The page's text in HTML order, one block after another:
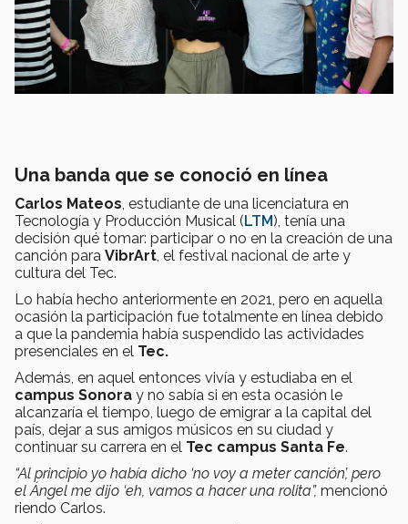
Una banda que se conoció en línea
Carlos Mateos , estudiante de una licenciatura en
Tecnología y Producción Musical (LTM), tenía una
decisión qué tomar: participar o no en la creación de una
canción para VibrArt , el festival nacional de arte y
cultura del Tec.
Lo había hecho anteriormente en 2021, pero en aquella
ocasión la participación fue totalmente en línea debido
a que la pandemia había suspendido las actividades
presenciales en el Tec.
Además, en aquel entonces vivía y estudiaba en el
campus Sonora y no sabía si en esta ocasión le
alcanzaría el tiempo, luego de emigrar a la capital del
país, dejar a sus amigos músicos en su ciudad y
continuar su carrera en el Tec campus Santa Fe.
“Al principio yo había dicho ‘no voy a meter canción’, pero
el Ángel me dijo ‘eh, vamos a hacer una rolita”, mencionó
riendo Carlos.